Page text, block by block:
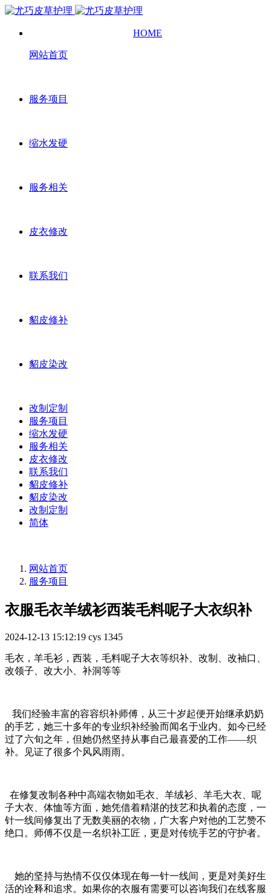
HOME
网站首页
服务项目
缩水发硬
服务相关
皮衣修改
联系我们
貂皮修补
貂皮染改
改制定制
服务项目
缩水发硬
服务相关
皮衣修改
联系我们
貂皮修补
貂皮染改
改制定制
简体
网站首页
服务项目
衣服毛衣羊绒衫西装毛料呢子大衣织补
2024-12-13 15:12:19 cys 1345
毛衣，羊毛衫，西装，毛料呢子大衣等织补、改制、改袖口、
改领子、改大小、补洞等等
我们经验丰富的容容织补师傅，从三十岁起便开始继承奶奶
的手艺，她三十多年的专业织补经验而闻名于业内。如今已经
过了六旬之年，但她仍然坚持从事自己最喜爱的工作——织
补。见证了很多个风风雨雨。
在修复改制各种中高端衣物如毛衣、羊绒衫、羊毛大衣、呢
子大衣、体恤等方面，她凭借着精湛的技艺和执着的态度，一
针一线间修复出了无数美丽的衣物，广大客户对他的工艺赞不
绝口。师傅不仅是一名织补工匠，更是对传统手艺的守护者。
她的坚持与热情不仅仅体现在每一针一线间，更是对美好生
活的诠释和追求。如果你的衣服有需要可以咨询我们在线客服